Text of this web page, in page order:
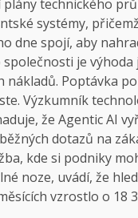
technického
systémy,
dne spojí, aby
je výhoda
nákladů. Poptávka
Výzkumník
že Agentic AI
dotazů na
kde si podniky
noze, uvádí, že
vzrostlo o 18